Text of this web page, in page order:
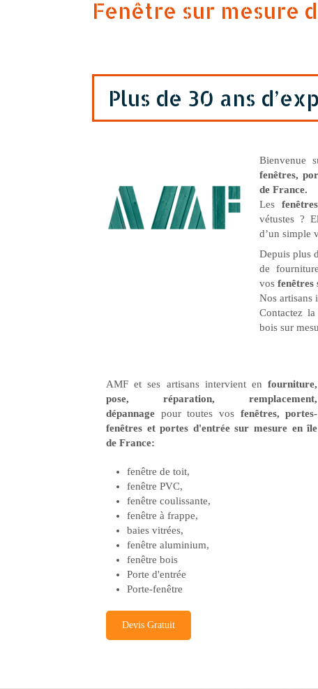
Fenêtre sur mesure
Plus de 30 ans
Bienvenue
fenêtres,
de France.
Les fenêtres
vétustes ?
d’un simple
Depuis plus
de
vosfenêtres
Nos artisans
Contactez
bois sur
AMF et ses artisans intervient enfourniture,
pose, réparation, remplacement,
dépannage pour toutes vos fenêtres, portes-
fenêtres et portes d'entrée sur mesure en île
de France:
fenêtre de toit,
fenêtre PVC,
fenêtre coulissante,
fenêtre à frappe,
baies vitrées,
fenêtre aluminium,
fenêtre bois
Porte d'entrée
Porte-fenêtre
Devis Gratuit